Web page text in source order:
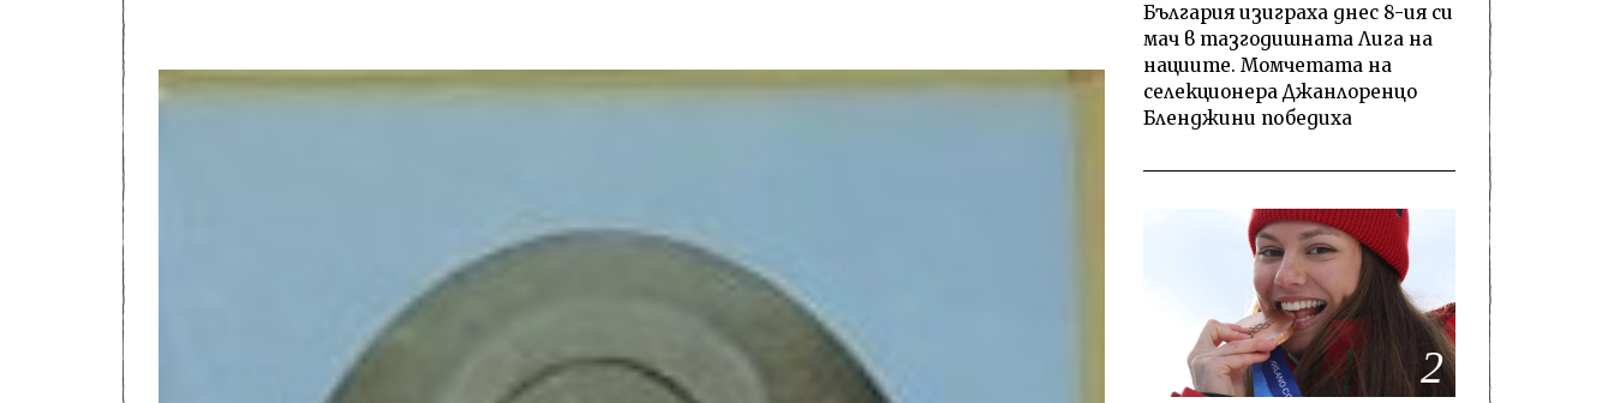
България изиграха днес 8-ия си
мач в тазгодишната Лига на
нациите. Момчетата на
селекционера Джанлоренцо
Бленджини победиха
2